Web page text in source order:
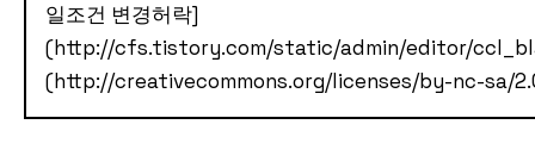
일조건 변경허락]
(http://cfs.tistory.com/static/admin/editor/
(http://creativecommons.org/licenses/by-nc-sa/